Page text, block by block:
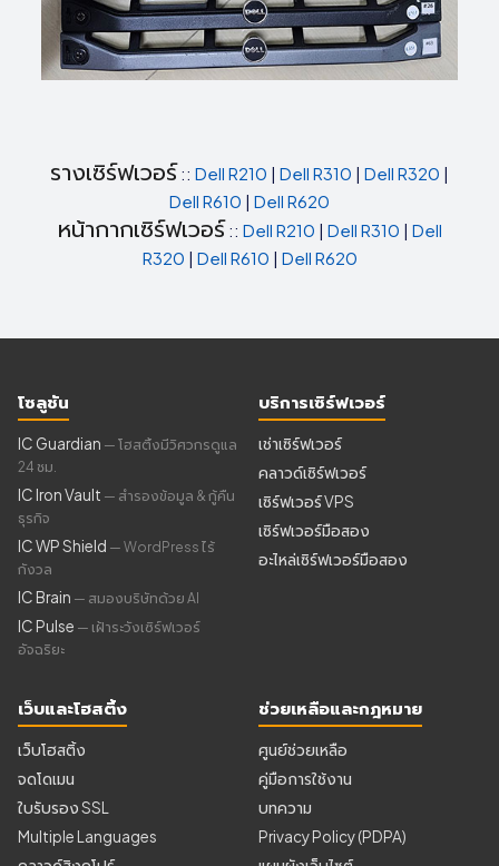
รางเซิร์ฟเวอร์ :: Dell R210 | Dell R310 | Dell R320 |
Dell R610 | Dell R620
หน้ากากเซิร์ฟเวอร์ :: Dell R210 | Dell R310 | Dell
R320 | Dell R610 | Dell R620
โซลูชัน
IC Guardian — โฮสติ้งมีวิศวกรดูแล
24 ชม.
IC Iron Vault — สำรองข้อมูล & กู้คืน
ธุรกิจ
IC WP Shield — WordPress ไร้
กังวล
IC Brain — สมองบริษัทด้วย AI
IC Pulse — เฝ้าระวังเซิร์ฟเวอร์
อัจฉริยะ
บริการเซิร์ฟเวอร์
เช่าเซิร์ฟเวอร์
คลาวด์เซิร์ฟเวอร์
เซิร์ฟเวอร์ VPS
เซิร์ฟเวอร์มือสอง
อะไหล่เซิร์ฟเวอร์มือสอง
เว็บและโฮสติ้ง
เว็บโฮสติ้ง
จดโดเมน
ใบรับรอง SSL
Multiple Languages
ช่วยเหลือและกฎหมาย
ศูนย์ช่วยเหลือ
คู่มือการใช้งาน
บทความ
Privacy Policy (PDPA)